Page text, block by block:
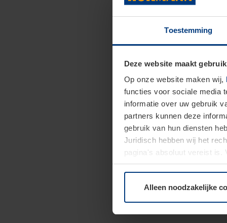
Toestemming
Deze website maakt
Op onze website maken wij,
functies voor sociale media
informatie over uw gebruik
partners kunnen deze
gebruik van hun diensten
Juridisch hebben wij het
pagina's absoluut vereist is.
moment bij de uitleg van de
Alleen noodzakelijke